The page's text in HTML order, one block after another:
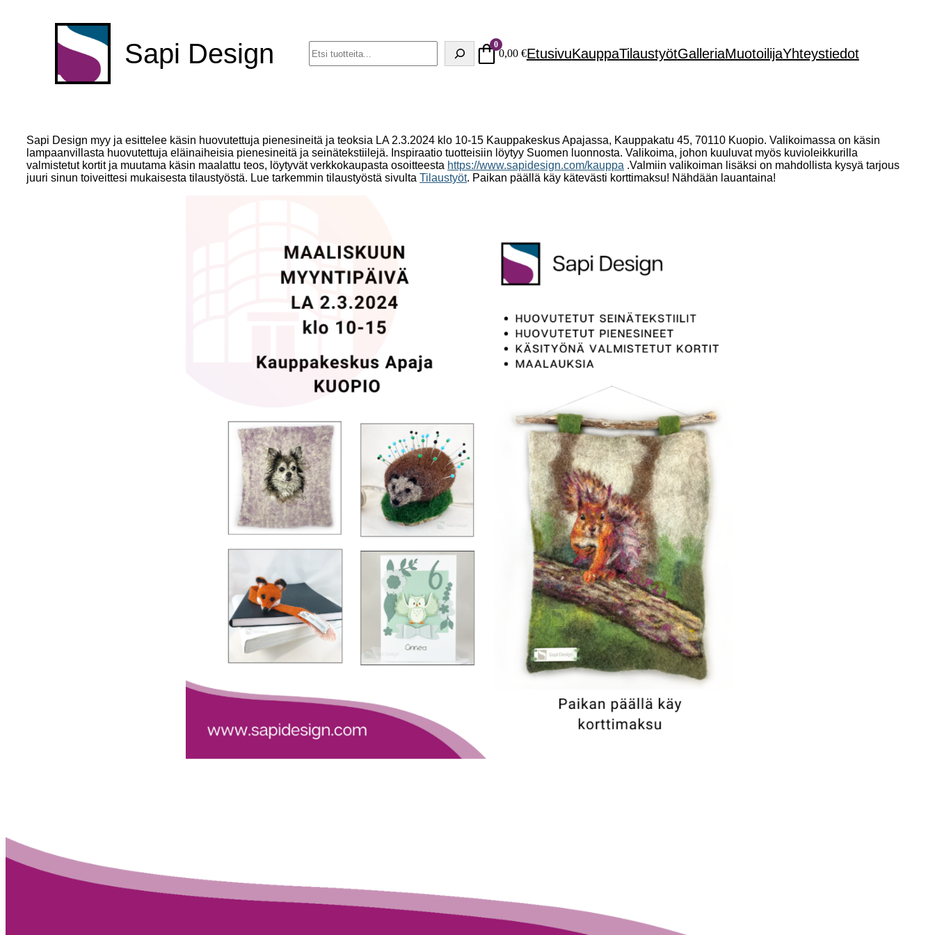
Sapi Design 0
0,00 €EtusivuKauppaTilaustyötGalleriaMuotoilijaYhteystiedot
Sapi Design myy ja esittelee käsin huovutettuja pienesineitä ja teoksia LA 2.3.2024 klo 10-15 Kauppakeskus Apajassa, Kauppakatu 45, 70110 Kuopio. Valikoimassa on käsin
lampaanvillasta huovutettuja eläinaiheisia pienesineitä ja seinätekstiilejä. Inspiraatio tuotteisiin löytyy Suomen luonnosta. Valikoima, johon kuuluvat myös kuvioleikkurilla
valmistetut kortit ja muutama käsin maalattu teos, löytyvät verkkokaupasta osoitteesta https://www.sapidesign.com/kauppa .Valmiin valikoiman lisäksi on mahdollista kysyä tarjous
juuri sinun toiveittesi mukaisesta tilaustyöstä. Lue tarkemmin tilaustyöstä sivulta Tilaustyöt. Paikan päällä käy kätevästi korttimaksu! Nähdään lauantaina!